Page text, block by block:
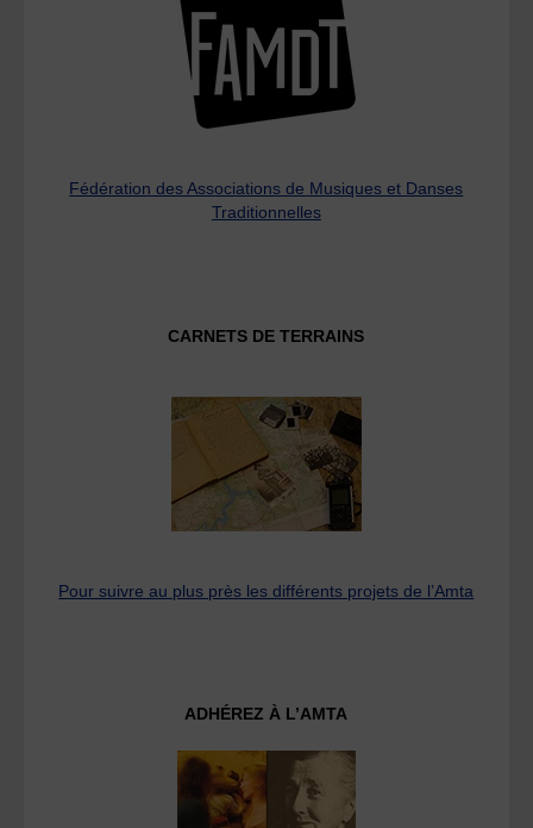
Fédération des Associations de Musiques et Danses
Traditionnelles
CARNETS DE TERRAINS
Pour suivre au plus près les différents projets de l’Amta
ADHÉREZ À L’AMTA